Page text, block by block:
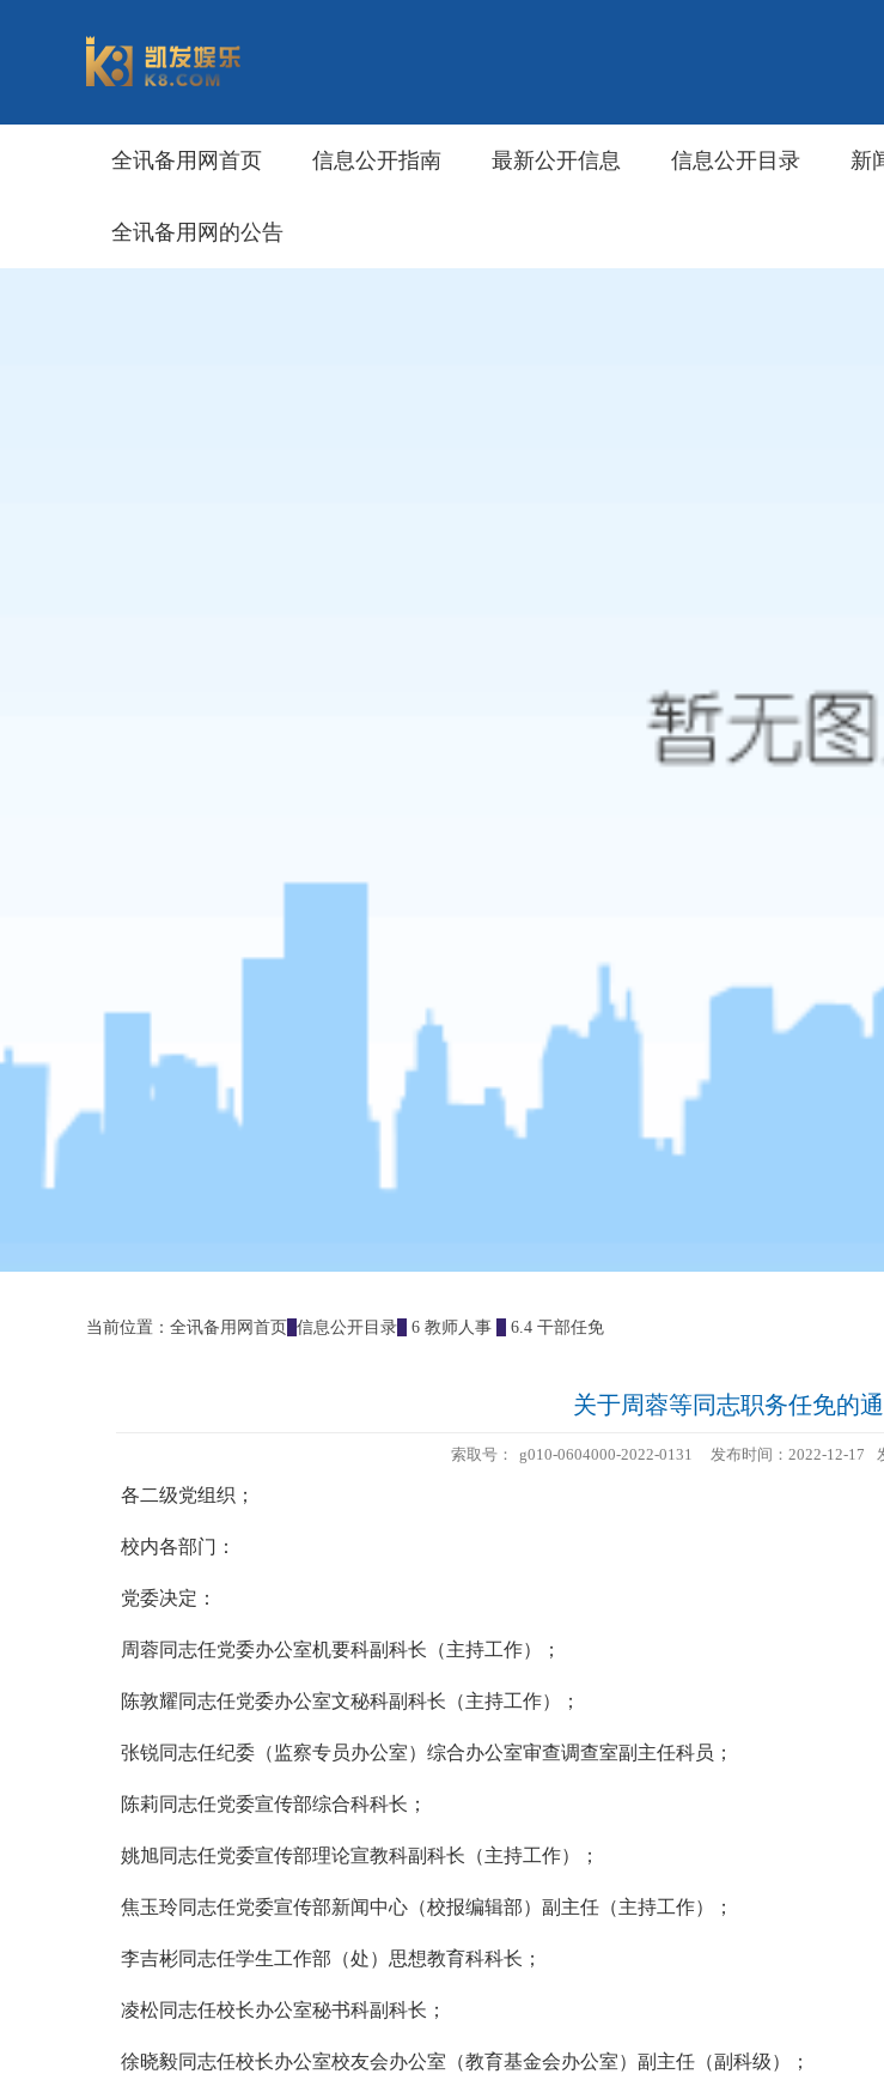
全讯备用网首页 信息公开指南 最新公开信息 信息公开目录 新
全讯备用网的公告
当前位置： 全讯备用网首页 信息公开目录 6 教师人事 6.4 干部任免
关于周蓉等同志职务任免的
索取号： g010-0604000-2022-0131 发布时间：2022-12-17
各二级党组织；
校内各部门：
党委决定：
周蓉同志任党委办公室机要科副科长（主持工作）；
陈敦耀同志任党委办公室文秘科副科长（主持工作）；
张锐同志任纪委（监察专员办公室）综合办公室审查调查室副主任科员；
陈莉同志任党委宣传部综合科科长；
姚旭同志任党委宣传部理论宣教科副科长（主持工作）；
焦玉玲同志任党委宣传部新闻中心（校报编辑部）副主任（主持工作）；
李吉彬同志任学生工作部（处）思想教育科科长；
凌松同志任校长办公室秘书科副科长；
徐晓毅同志任校长办公室校友会办公室（教育基金会办公室）副主任（副科级）；